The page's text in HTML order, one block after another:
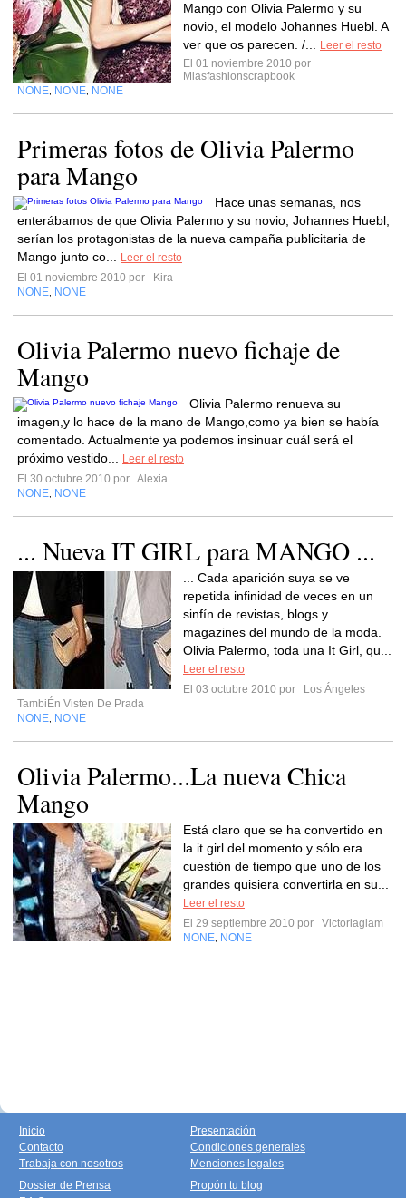
Mango con Olivia Palermo y su
novio, el modelo Johannes Huebl. A
ver que os parecen. /...
Leer el resto
El 01 noviembre 2010 por
Miasfashionscrapbook
NONE NONE NONE
Primeras fotos de Olivia Palermo
para Mango
Hace unas semanas, nos
enterábamos de que Olivia Palermo y su novio, Johannes Huebl,
serían los protagonistas de la nueva campaña publicitaria de
Mango junto co...
Leer el resto
El 01 noviembre 2010 por
Kira
NONE NONE
Olivia Palermo nuevo fichaje de
Mango
Olivia Palermo renueva su
imagen,y lo hace de la mano de Mango,como ya bien se había
comentado. Actualmente ya podemos insinuar cuál será el
próximo vestido...
Leer el resto
El 30 octubre 2010 por Alexia
NONE NONE
... Nueva IT GIRL para MANGO ...
... Cada aparición suya se ve
repetida infinidad de veces en un
sinfín de revistas, blogs y
magazines del mundo de la moda.
Olivia Palermo, toda una It Girl, qu...
Leer el resto
El 03 octubre 2010 por
Los Ángeles
TambiÉn Visten De Prada
NONE NONE
Olivia Palermo...La nueva Chica
Mango
Está claro que se ha convertido en
la it girl del momento y sólo era
cuestión de tiempo que uno de los
grandes quisiera convertirla en su...
Leer el resto
El 29 septiembre 2010 por
Victoriaglam
NONE NONE
Inicio
Contacto
Trabaja con nosotros
Presentación
Condiciones generales
Menciones legales
Dossier de Prensa
Propón tu blog